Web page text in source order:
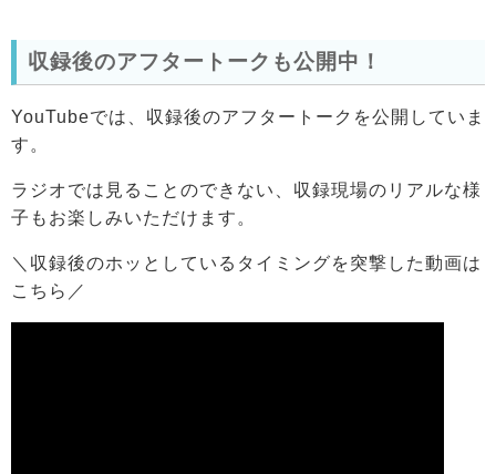
収録後のアフタートークも公開中！
YouTubeでは、収録後のアフタートークを公開していま
す。
ラジオでは見ることのできない、収録現場のリアルな様
子もお楽しみいただけます。
＼収録後のホッとしているタイミングを突撃した動画は
こちら／